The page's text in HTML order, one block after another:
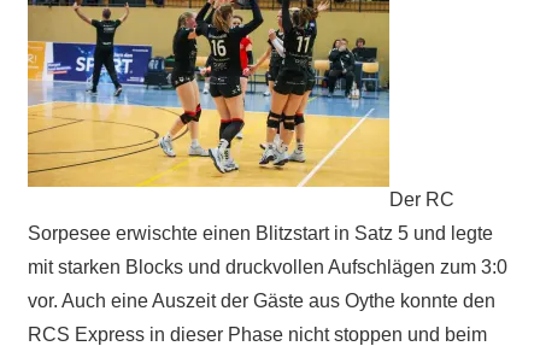
Der RC
Sorpesee erwischte einen Blitzstart in Satz 5 und legte
mit starken Blocks und druckvollen Aufschlägen zum 3:0
vor. Auch eine Auszeit der Gäste aus Oythe konnte den
RCS Express in dieser Phase nicht stoppen und beim